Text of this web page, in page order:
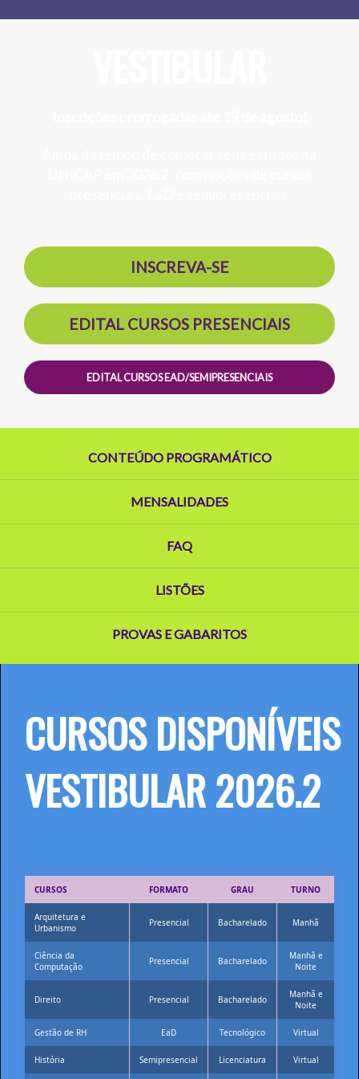
INSCREVA-SE
EDITAL CURSOS PRESENCIAIS
EDITAL CURSOS EAD/SEMIPRESENCIAIS
CONTEÚDO PROGRAMÁTICO
MENSALIDADES
FAQ
LISTÕES
PROVAS E GABARITOS
CURSOS DISPONÍVEIS
VESTIBULAR 2026.2
CURSOS FORMATO GRAU TURNO
Arquitetura e
Urbanismo
Presencial Bacharelado Manhã
Ciência da
Computação
Presencial Bacharelado
Manhã e
Noite
Direito Presencial Bacharelado
Manhã e
Noite
Gestão de RH EaD Tecnológico Virtual
História Semipresencial Licenciatura Virtual